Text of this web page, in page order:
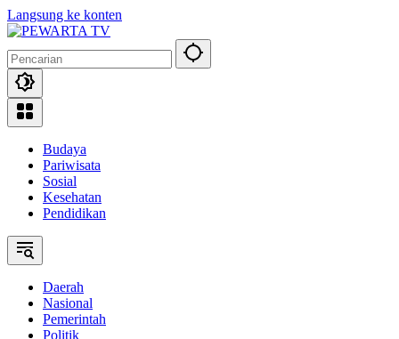
Langsung ke konten
Budaya
Pariwisata
Sosial
Kesehatan
Pendidikan
Daerah
Nasional
Pemerintah
Politik